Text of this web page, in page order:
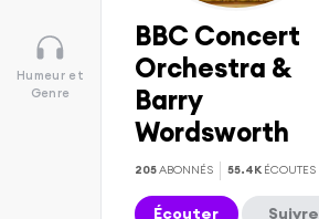
Humeur et
Genre
BBC Concert
Orchestra &
Barry
Wordsworth
205ABONNÉS 55.4K ÉCOUTES
Écouter Suivre